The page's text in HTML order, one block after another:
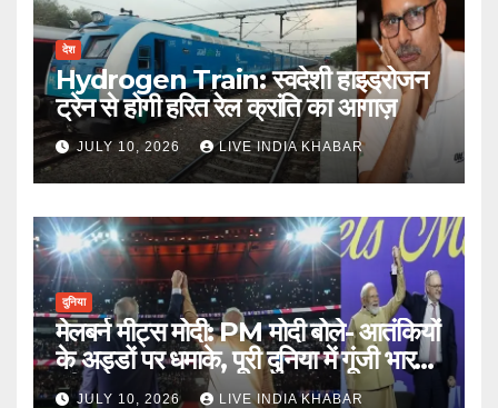
देश
Hydrogen Train: स्वदेशी हाइड्रोजन
ट्रेन से होगी हरित रेल क्रांति का आगाज़
JULY 10, 2026 LIVE INDIA KHABAR
दुनिया
मेलबर्न मीट्स मोदी: PM मोदी बोले- आतंकियों
के अड्डों पर धमाके, पूरी दुनिया में गूंजी भारत
की ताकत
JULY 10, 2026 LIVE INDIA KHABAR